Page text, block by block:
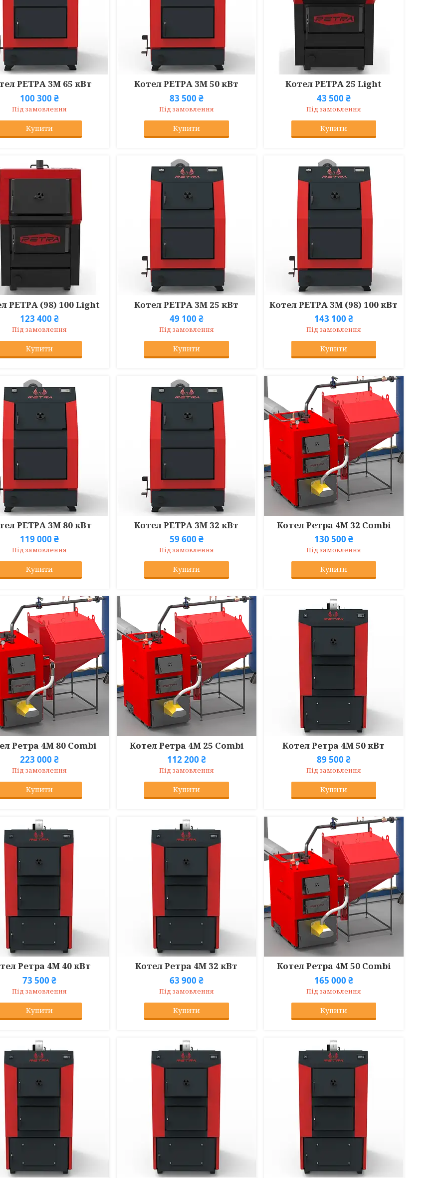
РЕТРА 3М 65 кВт
100 300 ₴
Під замовлення
Купити
Котел РЕТРА 3М 50 кВт
83 500 ₴
Під замовлення
Купити
Котел РЕТРА 25 Light
43 500 ₴
Під замовлення
Купити
РЕТРА (98) 100 Light
123 400 ₴
Під замовлення
Купити
Котел РЕТРА 3М 25 кВт
49 100 ₴
Під замовлення
Купити
Котел РЕТРА 3М (98) 100 кВт
143 100 ₴
Під замовлення
Купити
РЕТРА 3М 80 кВт
119 000 ₴
Під замовлення
Купити
Котел РЕТРА 3М 32 кВт
59 600 ₴
Під замовлення
Купити
Котел Ретра 4М 32 Combi
130 500 ₴
Під замовлення
Купити
Ретра 4М 80 Combi
223 000 ₴
Під замовлення
Купити
Котел Ретра 4М 25 Combi
112 200 ₴
Під замовлення
Купити
Котел Ретра 4М 50 кВт
89 500 ₴
Під замовлення
Купити
Ретра 4М 40 кВт
73 500 ₴
Під замовлення
Купити
Котел Ретра 4М 32 кВт
63 900 ₴
Під замовлення
Купити
Котел Ретра 4М 50 Combi
165 000 ₴
Під замовлення
Купити